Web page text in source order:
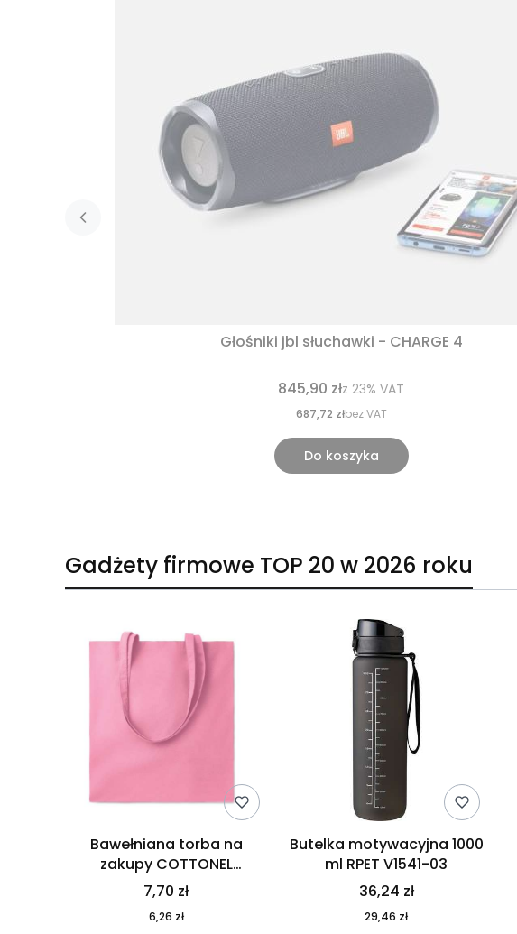
Głośniki jbl słuchawki - CHARGE 4
845,90 złz 23% VAT
687,72 złbez VAT
Do koszyka
Gadżety firmowe TOP 20 w 2026 roku
Bawełniana torba na
zakupy COTTONEL
COLOUR++ MO9846-11
7,70 zł
6,26 zł
Butelka motywacyjna 1000
ml RPET V1541-03
36,24 zł
29,46 zł